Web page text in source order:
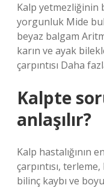
Kalp yetmezliğinin
yorgunluk Mide
beyaz balgam
karın ve ayak
çarpıntısı Daha
Kalpte
anlaşılır?
Kalp hastalığının
çarpıntısı,
bilinç kaybı ve